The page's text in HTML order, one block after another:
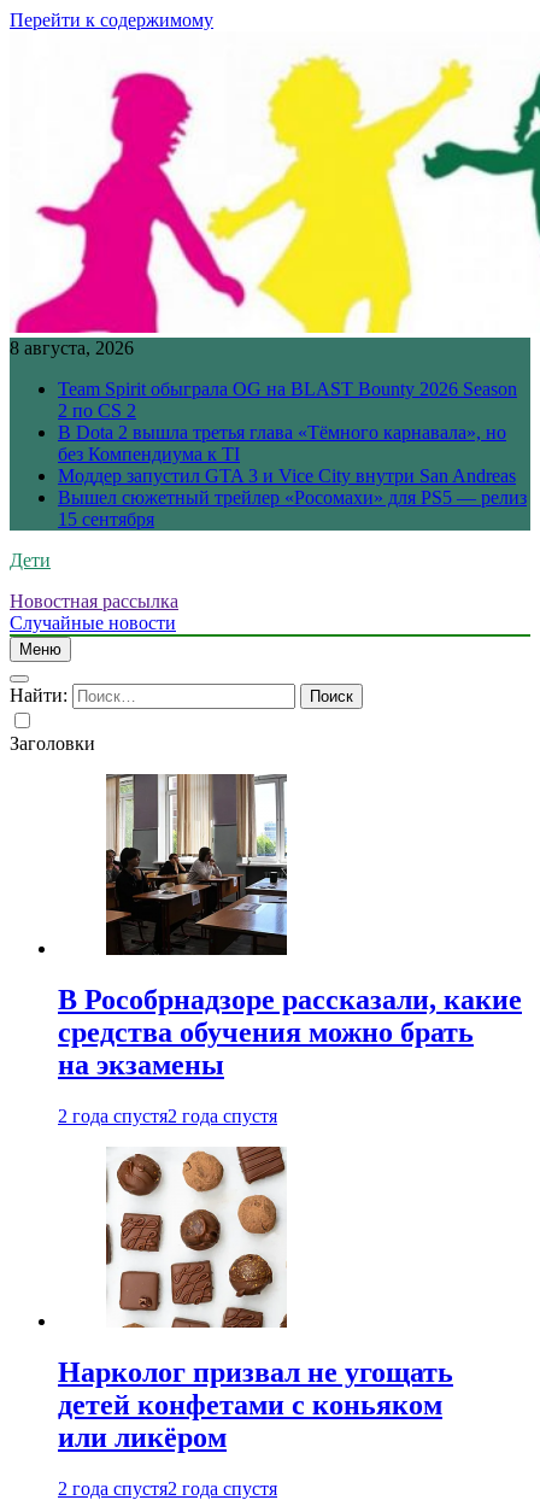
Перейти к содержимому
8 августа, 2026
Team Spirit обыграла OG на BLAST Bounty 2026 Season
2 по CS 2
В Dota 2 вышла третья глава «Тёмного карнавала», но
без Компендиума к TI
Моддер запустил GTA 3 и Vice City внутри San Andreas
Вышел сюжетный трейлер «Росомахи» для PS5 — релиз
15 сентября
Дети
Новостная рассылка
Случайные новости
Меню
Найти:
Заголовки
В Рособрнадзоре рассказали, какие
средства обучения можно брать
на экзамены
2 года спустя2 года спустя
Нарколог призвал не угощать
детей конфетами с коньяком
или ликёром
2 года спустя2 года спустя